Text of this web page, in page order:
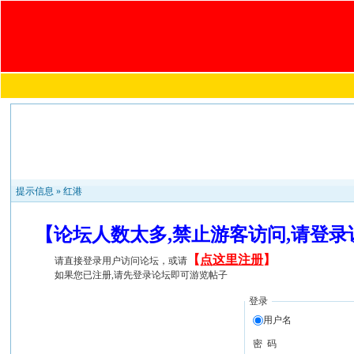
提示信息 »红港
【论坛人数太多,禁止游客访问,请登
请直接登录用户访问论坛，或请 【 点这里注册】
如果您已注册,请先登录论坛即可游览帖子
登录
用户名
密 码